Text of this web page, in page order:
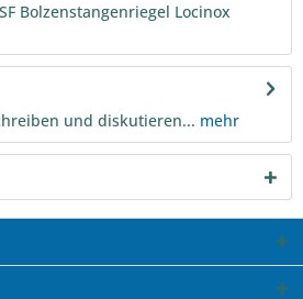
Bolzenstangenriegel Locinox
und diskutieren... mehr